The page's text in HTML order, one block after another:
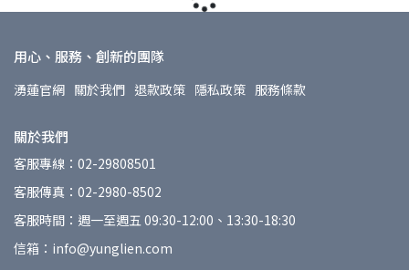
用心、服務、創新的團隊
湧蓮官網 關於我們 退款政策 隱私政策 服務條款
關於我們
客服專線：02-29808501
客服傳真：02-2980-8502
客服時間：週一至週五 09:30-12:00、13:30-18:30
信箱：info@yunglien.com